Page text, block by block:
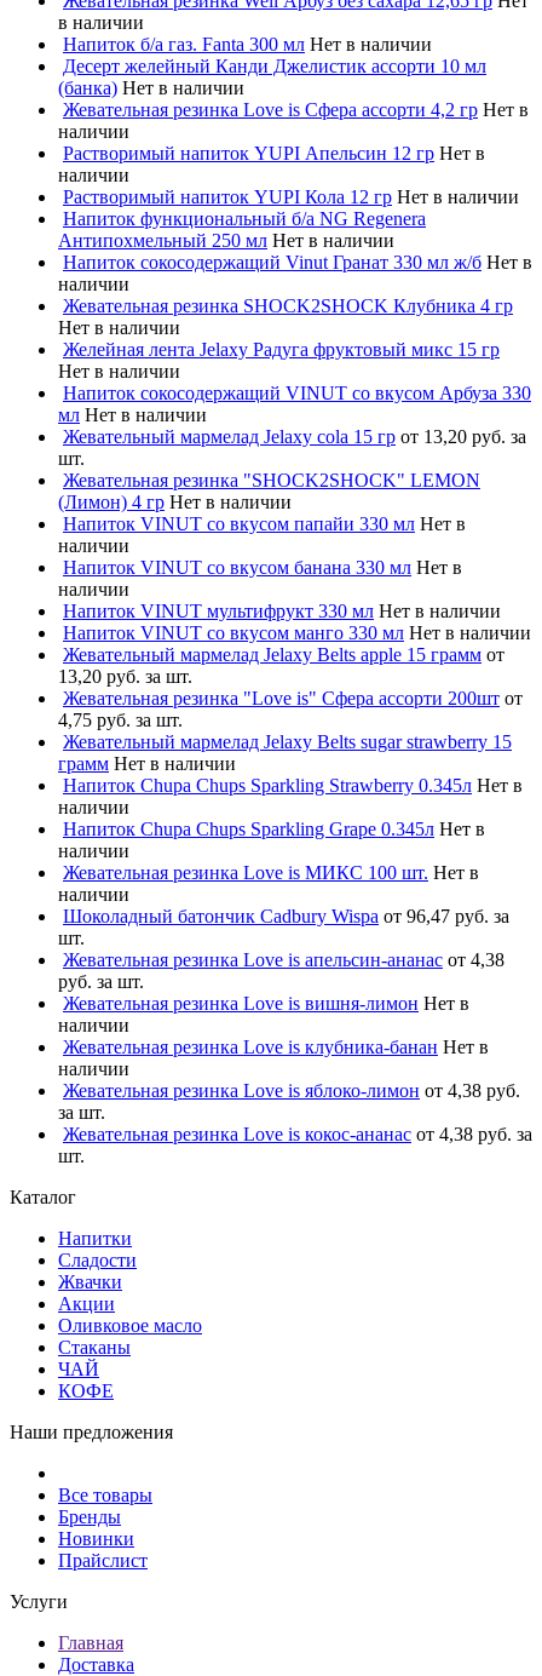
в наличии
Напиток б/а газ. Fanta 300 мл Нет в наличии
Десерт желейный Канди Джелистик ассорти 10 мл
(банка) Нет в наличии
Жевательная резинка Love is Сфера ассорти 4,2 гр Нет в
наличии
Растворимый напиток YUPI Апельсин 12 гр Нет в
наличии
Растворимый напиток YUPI Кола 12 гр Нет в наличии
Напиток функциональный б/а NG Regenera
Антипохмельный 250 мл Нет в наличии
Напиток сокосодержащий Vinut Гранат 330 мл ж/б Нет в
наличии
Жевательная резинка SHOCK2SHOCK Клубника 4 гр
Нет в наличии
Желейная лента Jelaxy Радуга фруктовый микс 15 гр
Нет в наличии
Напиток сокосодержащий VINUT со вкусом Арбуза 330
мл Нет в наличии
Жевательный мармелад Jelaxy cola 15 гр от 13,20 руб. за
шт.
Жевательная резинка "SHOCK2SHOCK" LEMON
(Лимон) 4 гр Нет в наличии
Напиток VINUT со вкусом папайи 330 мл Нет в
наличии
Напиток VINUT со вкусом банана 330 мл Нет в
наличии
Напиток VINUT мультифрукт 330 мл Нет в наличии
Напиток VINUT со вкусом манго 330 мл Нет в наличии
Жевательный мармелад Jelaxy Belts apple 15 грамм от
13,20 руб. за шт.
Жевательная резинка "Love is" Сфера ассорти 200шт от
4,75 руб. за шт.
Жевательный мармелад Jelaxy Belts sugar strawberry 15
грамм Нет в наличии
Напиток Chupa Chups Sparkling Strawberry 0.345л Нет в
наличии
Напиток Chupa Chups Sparkling Grape 0.345л Нет в
наличии
Жевательная резинка Love is МИКС 100 шт. Нет в
наличии
Шоколадный батончик Cadbury Wispa от 96,47 руб. за
шт.
Жевательная резинка Love is апельсин-ананас от 4,38
руб. за шт.
Жевательная резинка Love is вишня-лимон Нет в
наличии
Жевательная резинка Love is клубника-банан Нет в
наличии
Жевательная резинка Love is яблоко-лимон от 4,38 руб.
за шт.
Жевательная резинка Love is кокос-ананас от 4,38 руб. за
шт.
Каталог
Напитки
Сладости
Жвачки
Акции
Оливковое масло
Стаканы
ЧАЙ
КОФЕ
Наши предложения
Все товары
Бренды
Новинки
Прайслист
Услуги
Главная
Доставка